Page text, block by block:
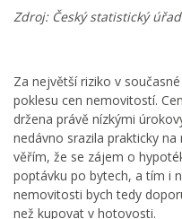
Zdroj: Český statistický úřad
Za největší riziko v
poklesu cen nemovitostí.
držena právě nízkými
nedávno srazila prakticky
věřím, že se zájem o
poptávku po bytech, a tím i
nemovitosti bych tedy
než kupovat v hotovosti.